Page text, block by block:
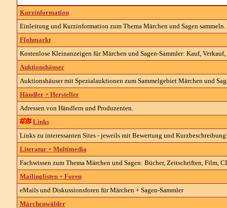
Kurzinformation
Einleitung und Kurzinformation zum Thema Märchen und Sagen sammeln.
Flohmarkt
Kostenlose Kleinanzeigen für Märchen und Sagen-Sammler: Kauf, Verkauf,
Auktionshäuser
Auktionshäuser mit Spezialauktionen zum Sammelgebiet Märchen und
Händler + Hersteller
Adressen von Händlern und Produzenten.
Links
Links zu interessanten Sites - jeweils mit Bewertung und
Literatur + Multimedia
Fachwissen zum Thema Märchen und Sagen: Bücher, Zeitschriften, Film,
Mailinglisten + Foren
eMails und Diskussionsforen für Märchen + Sagen-Sammler
Märchenwälder